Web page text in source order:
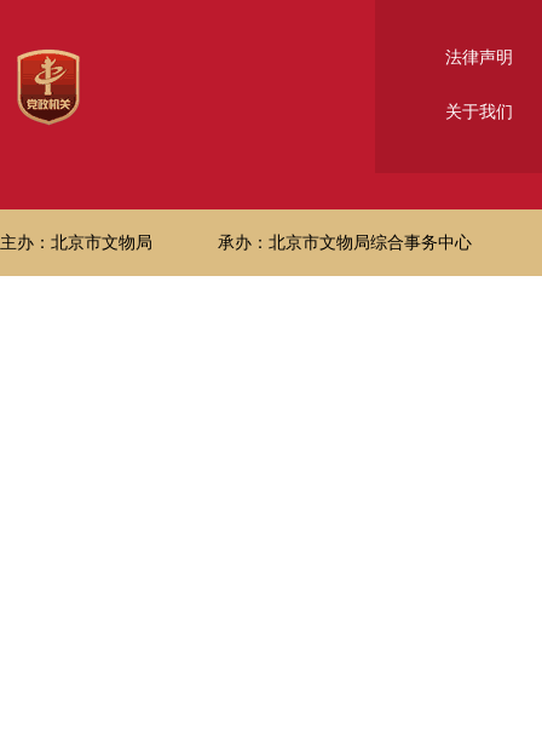
法律声明
关于我们
主办：北京市文物局 承办：北京市文物局综合事务中心